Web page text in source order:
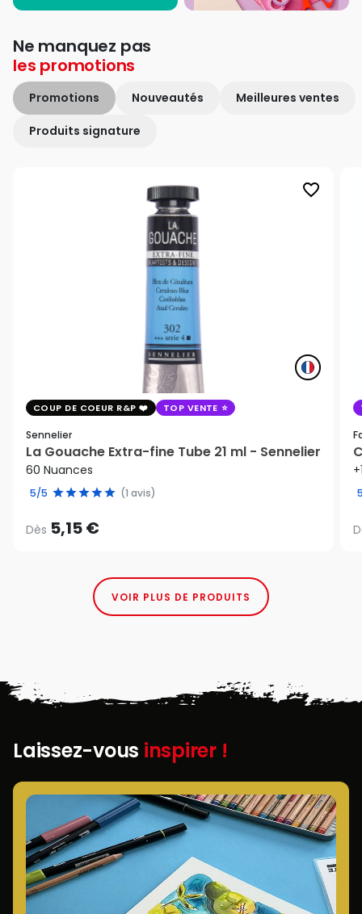
Ne manquez pas
les promotions
Promotions Nouveautés Meilleures ventes
Produits signature
favorite_border
COUP DE COEUR R&P TOP VENTE
Sennelier
La Gouache Extra-fine Tube 21 ml - Sennelier
60 Nuances
5/5 (1 avis)
Dès 5,15 €
VOIR PLUS DE PRODUITS
Laissez-vous inspirer !